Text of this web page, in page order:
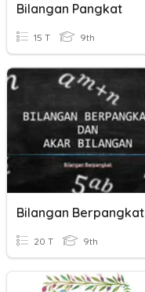
Bilangan Pangkat
15 T 9th
Bilangan Berpangkat
20 T 9th